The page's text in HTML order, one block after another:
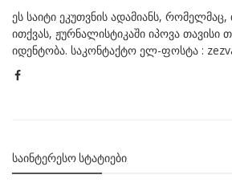
ეს საიტი ეკუთვნის ადამიანს,
ითქვას, ჟურნალისტიკაში იპოვა თავისი
იდენტობა. საკონტაქტო ელ-ფოსტა :
ᲡᲐᲘᲜᲢᲔᲠᲔᲡᲝ ᲡᲢᲐᲢᲘᲔᲑᲘ